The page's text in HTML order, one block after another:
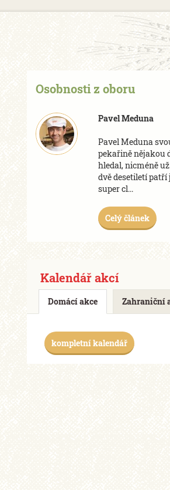
Osobnosti z oboru
Pavel Meduna
Pavel Meduna
pekařině nějakou
hledal, nicméně
dvě desetiletí patří
super cl...
Celý článek
Kalendář akcí
Domácí akce Zahraniční
kompletní kalendář